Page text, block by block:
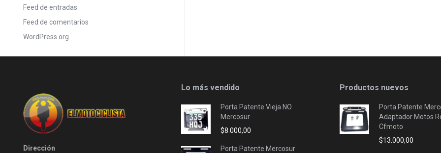
Feed de entradas
Feed de comentarios
WordPress.org
Dirección
Lo más vendido
Porta Patente Vieja NO
Mercosur
$8.000,00
Porta Patente Mercosur
Productos nuevos
Porta Patente
Adaptador Motos
Cfmoto
$13.000,00